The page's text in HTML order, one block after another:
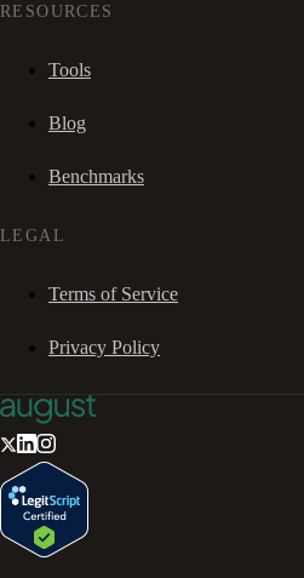
RESOURCES
Tools
Blog
Benchmarks
LEGAL
Terms of Service
Privacy Policy